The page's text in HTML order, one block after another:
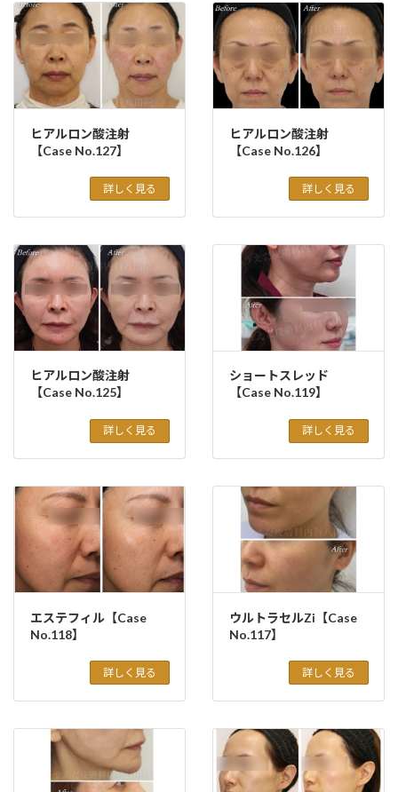
ヒアルロン酸注射
【Case No.127】
詳しく見る
ヒアルロン酸注射
【Case No.126】
詳しく見る
ヒアルロン酸注射
【Case No.125】
詳しく見る
ショートスレッド
【Case No.119】
詳しく見る
エステフィル【Case
No.118】
詳しく見る
ウルトラセルZi【Case
No.117】
詳しく見る